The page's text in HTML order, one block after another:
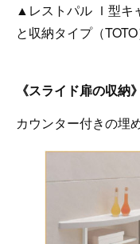
▲レストパル Ｉ型キ
と収納タイプ（TOTO
《スライド扉の収納》
カウンター付きの埋